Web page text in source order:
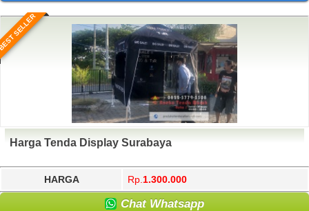
SELLER
Harga Tenda Display Surabaya
HARGA Rp. 1.300.000
Chat Whatsapp